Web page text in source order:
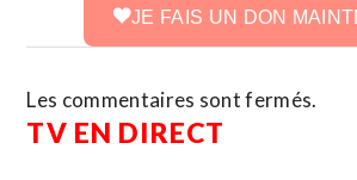
JE FAIS UN DON
Les commentaires sont fermés.
TV EN DIRECT